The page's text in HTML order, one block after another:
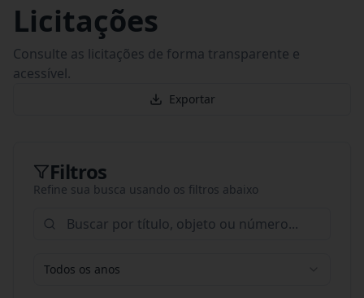
Licitações
Consulte as licitações de forma transparente e
acessível.
Exportar
Filtros
Refine sua busca usando os filtros abaixo
Todos os anos